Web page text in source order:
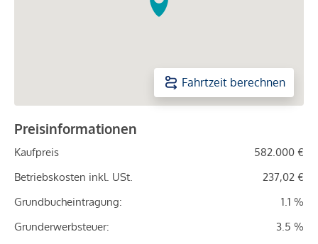
Fahrtzeit berechnen
Preisinformationen
Kaufpreis
582.000 €
Betriebskosten inkl. USt.
237,02 €
Grundbucheintragung:
1.1 %
Grunderwerbsteuer:
3.5 %